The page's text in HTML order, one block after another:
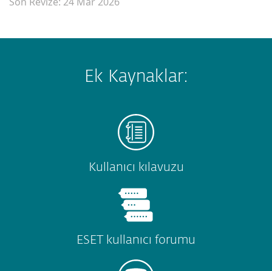
Ek Kaynaklar:
Kullanıcı kılavuzu
ESET kullanıcı forumu